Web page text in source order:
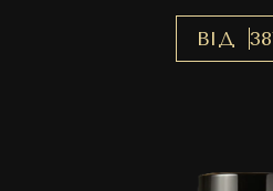
ВІД